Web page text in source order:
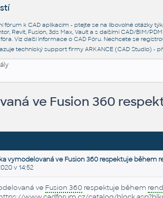
fórum k CAD aplikacím - ptejte se na libovolné otázky
Revit, Fusion, 3ds Max, Vault a s dalšími CAD/BIM/
Viz další informace o CAD Fóru. Nechcete se
technický support firmy ARKANCE (CAD Studio) -
ve Fusion 360
vymodelovaná ve Fusion 360 respektuje během
v 14:52
ve Fusion 360 respektuje během